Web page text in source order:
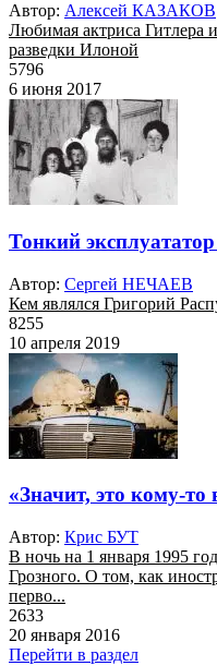
Автор: Алексей КАЗАКОВ
Любимая актриса Гитлера
разведки Илоной
5796
6 июня 2017
Тонкий
Автор: Сергей НЕЧАЕВ
Кем являлся Григорий
8255
10 апреля 2019
«Значит, это кому-
Автор: Крис БУТ
В ночь на 1 января 1995
Грозного. О том, как
перво...
2633
20 января 2016
Перейти в раздел